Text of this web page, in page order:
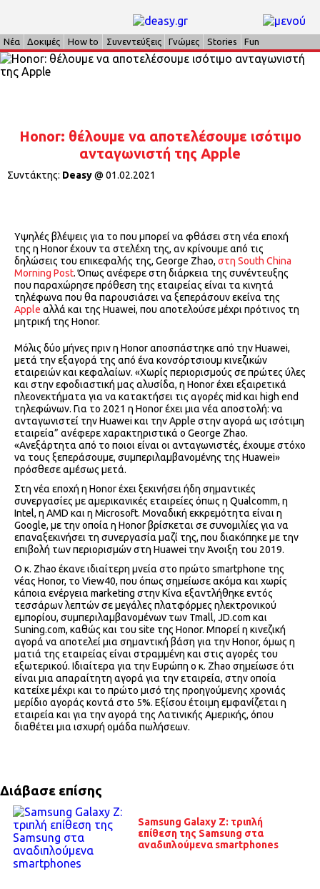
Νέα Δοκιμές How to Συνεντεύξεις Γνώμες Stories Fun
Honor: θέλουμε να αποτελέσουμε ισότιμο
ανταγωνιστή της Apple
Συντάκτης: Deasy@ 01.02.2021
Υψηλές βλέψεις για το που μπορεί να φθάσει στη νέα εποχή
της η Honor έχουν τα στελέχη της, αν κρίνουμε από τις
δηλώσεις του επικεφαλής της, George Zhao, στη South China
Morning Post. Όπως ανέφερε στη διάρκεια της συνέντευξης
που παραχώρησε πρόθεση της εταιρείας είναι τα κινητά
τηλέφωνα που θα παρουσιάσει να ξεπεράσουν εκείνα της
Apple αλλά και της Huawei, που αποτελούσε μέχρι πρότινος τη
μητρική της Honor.
Μόλις δύο μήνες πριν η Honor αποσπάστηκε από την Huawei,
μετά την εξαγορά της από ένα κονσόρτσιουμ κινεζικών
εταιρειών και κεφαλαίων. «Χωρίς περιορισμούς σε πρώτες ύλες
και στην εφοδιαστική μας αλυσίδα, η Honor έχει εξαιρετικά
πλεονεκτήματα για να κατακτήσει τις αγορές mid και high end
τηλεφώνων. Για το 2021 η Honor έχει μια νέα αποστολή: να
ανταγωνιστεί την Huawei και την Apple στην αγορά ως ισότιμη
εταιρεία” ανέφερε χαρακτηριστικά ο George Zhao.
«Ανεξάρτητα από το ποιοι είναι οι ανταγωνιστές, έχουμε στόχο
να τους ξεπεράσουμε, συμπεριλαμβανομένης της Huawei»
πρόσθεσε αμέσως μετά.
Στη νέα εποχή η Honor έχει ξεκινήσει ήδη σημαντικές
συνεργασίες με αμερικανικές εταιρείες όπως η Qualcomm, η
Intel, η AMD και η Microsoft. Μοναδική εκκρεμότητα είναι η
Google, με την οποία η Honor βρίσκεται σε συνομιλίες για να
επαναξεκινήσει τη συνεργασία μαζί της, που διακόπηκε με την
επιβολή των περιορισμών στη Huawei την Άνοιξη του 2019.
Ο κ. Zhao έκανε ιδιαίτερη μνεία στο πρώτο smartphone της
νέας Honor, το View40, που όπως σημείωσε ακόμα και χωρίς
κάποια ενέργεια marketing στην Κίνα εξαντλήθηκε εντός
τεσσάρων λεπτών σε μεγάλες πλατφόρμες ηλεκτρονικού
εμπορίου, συμπεριλαμβανομένων των Tmall, JD.com και
Suning.com, καθώς και του site της Honor. Μπορεί η κινεζική
αγορά να αποτελεί μια σημαντική βάση για την Honor, όμως η
ματιά της εταιρείας είναι στραμμένη και στις αγορές του
εξωτερικού. Ιδιαίτερα για την Ευρώπη ο κ. Zhao σημείωσε ότι
είναι μια απαραίτητη αγορά για την εταιρεία, στην οποία
κατείχε μέχρι και το πρώτο μισό της προηγούμενης χρονιάς
μερίδιο αγοράς κοντά στο 5%. Εξίσου έτοιμη εμφανίζεται η
εταιρεία και για την αγορά της Λατινικής Αμερικής, όπου
διαθέτει μια ισχυρή ομάδα πωλήσεων.
Διάβασε επίσης
Samsung Galaxy Z: τριπλή
επίθεση της Samsung στα
αναδιπλούμενα smartphones